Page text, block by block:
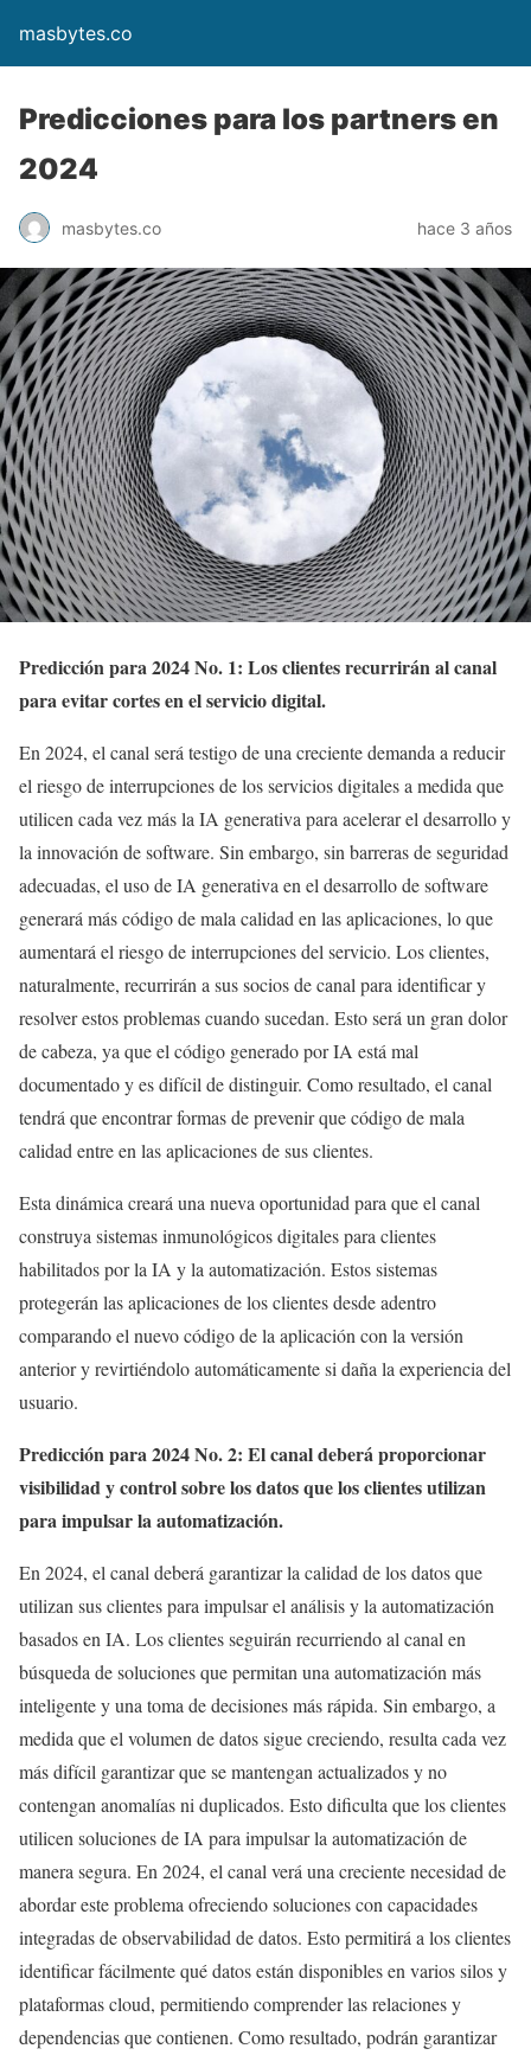
masbytes.co
Predicciones para los partners en
2024
masbytes.co hace 3 años
Predicción para 2024 No. 1: Los clientes recurrirán al canal
para evitar cortes en el servicio digital.
En 2024, el canal será testigo de una creciente demanda a reducir
el riesgo de interrupciones de los servicios digitales a medida que
utilicen cada vez más la IA generativa para acelerar el desarrollo y
la innovación de software. Sin embargo, sin barreras de seguridad
adecuadas, el uso de IA generativa en el desarrollo de software
generará más código de mala calidad en las aplicaciones, lo que
aumentará el riesgo de interrupciones del servicio. Los clientes,
naturalmente, recurrirán a sus socios de canal para identificar y
resolver estos problemas cuando sucedan. Esto será un gran dolor
de cabeza, ya que el código generado por IA está mal
documentado y es difícil de distinguir. Como resultado, el canal
tendrá que encontrar formas de prevenir que código de mala
calidad entre en las aplicaciones de sus clientes.
Esta dinámica creará una nueva oportunidad para que el canal
construya sistemas inmunológicos digitales para clientes
habilitados por la IA y la automatización. Estos sistemas
protegerán las aplicaciones de los clientes desde adentro
comparando el nuevo código de la aplicación con la versión
anterior y revirtiéndolo automáticamente si daña la experiencia del
usuario.
Predicción para 2024 No. 2: El canal deberá proporcionar
visibilidad y control sobre los datos que los clientes utilizan
para impulsar la automatización.
En 2024, el canal deberá garantizar la calidad de los datos que
utilizan sus clientes para impulsar el análisis y la automatización
basados en IA. Los clientes seguirán recurriendo al canal en
búsqueda de soluciones que permitan una automatización más
inteligente y una toma de decisiones más rápida. Sin embargo, a
medida que el volumen de datos sigue creciendo, resulta cada vez
más difícil garantizar que se mantengan actualizados y no
contengan anomalías ni duplicados. Esto dificulta que los clientes
utilicen soluciones de IA para impulsar la automatización de
manera segura. En 2024, el canal verá una creciente necesidad de
abordar este problema ofreciendo soluciones con capacidades
integradas de observabilidad de datos. Esto permitirá a los clientes
identificar fácilmente qué datos están disponibles en varios silos y
plataformas cloud, permitiendo comprender las relaciones y
dependencias que contienen. Como resultado, podrán garantizar